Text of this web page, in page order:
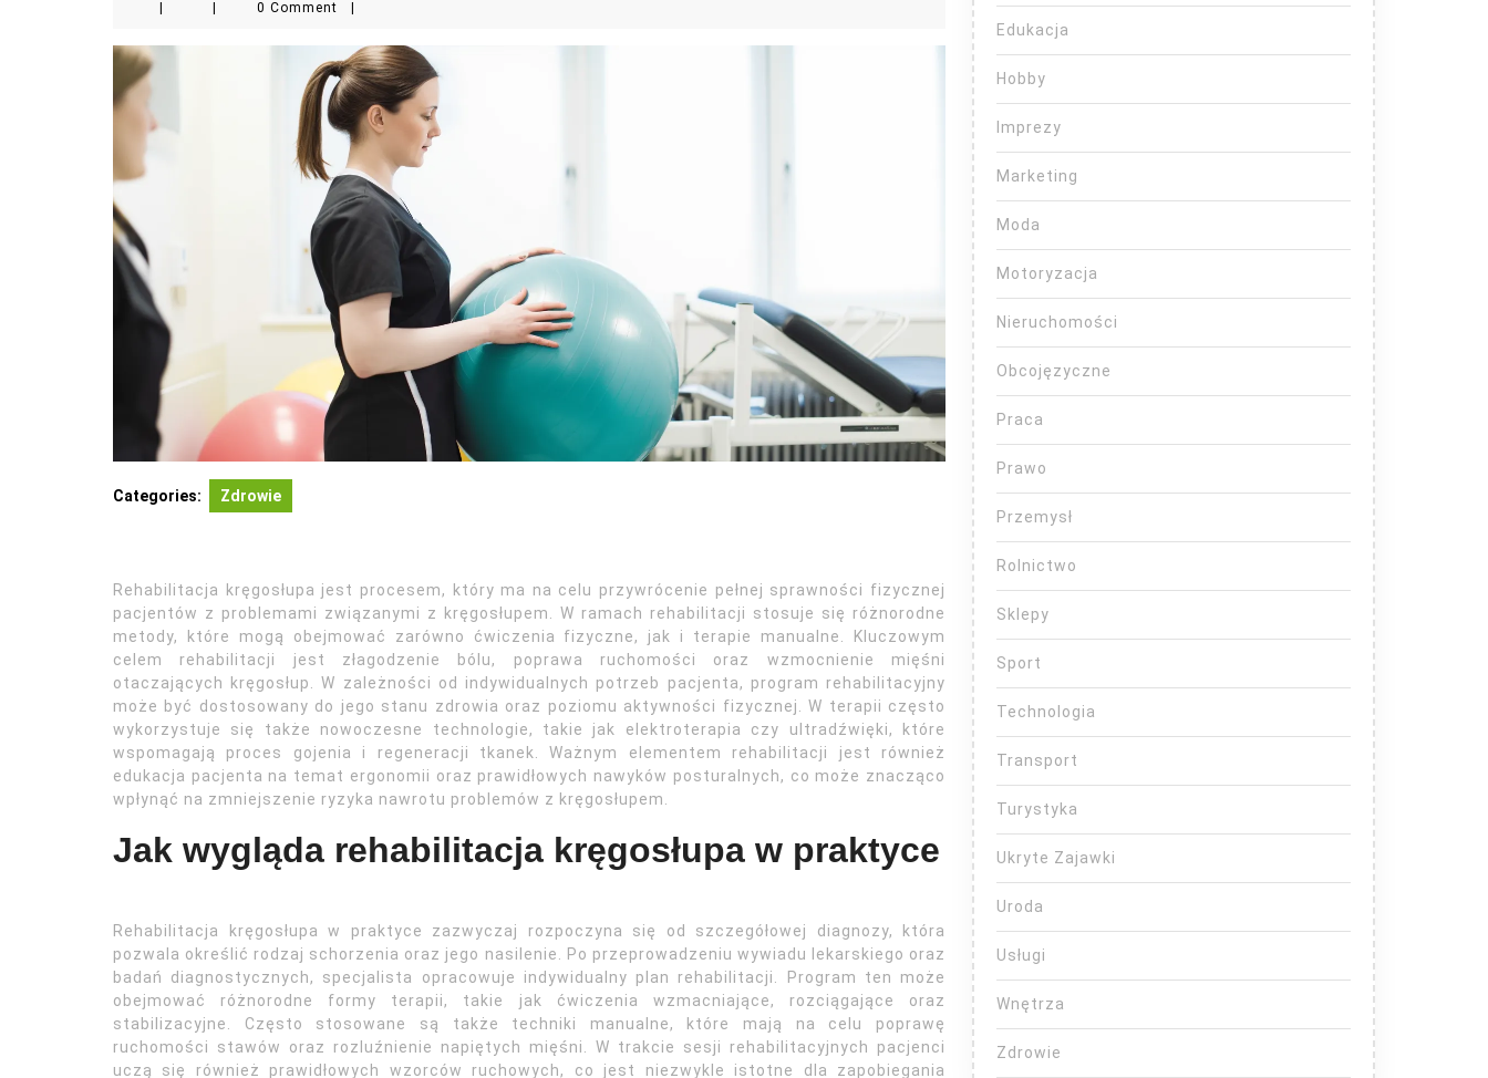
0 Comment
Categories: Zdrowie
Rehabilitacja kręgosłupa jest procesem, który ma na celu przywrócenie pełnej sprawności fizycznej
pacjentów z problemami związanymi z kręgosłupem. W ramach rehabilitacji stosuje się różnorodne
metody, które mogą obejmować zarówno ćwiczenia fizyczne, jak i terapie manualne. Kluczowym
celem rehabilitacji jest złagodzenie bólu, poprawa ruchomości oraz wzmocnienie mięśni
otaczających kręgosłup. W zależności od indywidualnych potrzeb pacjenta, program rehabilitacyjny
może być dostosowany do jego stanu zdrowia oraz poziomu aktywności fizycznej. W terapii często
wykorzystuje się także nowoczesne technologie, takie jak elektroterapia czy ultradźwięki, które
wspomagają proces gojenia i regeneracji tkanek. Ważnym elementem rehabilitacji jest również
edukacja pacjenta na temat ergonomii oraz prawidłowych nawyków posturalnych, co może znacząco
wpłynąć na zmniejszenie ryzyka nawrotu problemów z kręgosłupem.
Jak wygląda rehabilitacja kręgosłupa w praktyce
Rehabilitacja kręgosłupa w praktyce zazwyczaj rozpoczyna się od szczegółowej diagnozy, która
pozwala określić rodzaj schorzenia oraz jego nasilenie. Po przeprowadzeniu wywiadu lekarskiego oraz
badań diagnostycznych, specjalista opracowuje indywidualny plan rehabilitacji. Program ten może
obejmować różnorodne formy terapii, takie jak ćwiczenia wzmacniające, rozciągające oraz
stabilizacyjne. Często stosowane są także techniki manualne, które mają na celu poprawę
ruchomości stawów oraz rozluźnienie napiętych mięśni. W trakcie sesji rehabilitacyjnych pacjenci
uczą się również prawidłowych wzorców ruchowych, co jest niezwykle istotne dla zapobiegania
Edukacja
Hobby
Imprezy
Marketing
Moda
Motoryzacja
Nieruchomości
Obcojęzyczne
Praca
Prawo
Przemysł
Rolnictwo
Sklepy
Sport
Technologia
Transport
Turystyka
Ukryte Zajawki
Uroda
Usługi
Wnętrza
Zdrowie